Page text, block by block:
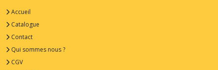
Accueil
Catalogue
Contact
Qui sommes nous ?
CGV